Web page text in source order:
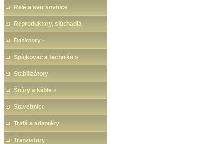
Relé a svorkovnice
Reproduktory, slúchadlá
Rezistory »
Spájkovacia technika »
Stabilizátory
Šnúry a káble »
Stavebnice
Trafá a adaptéry
Tranzistory